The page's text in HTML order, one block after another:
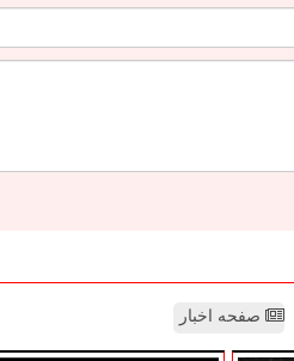
صفحه اخبار